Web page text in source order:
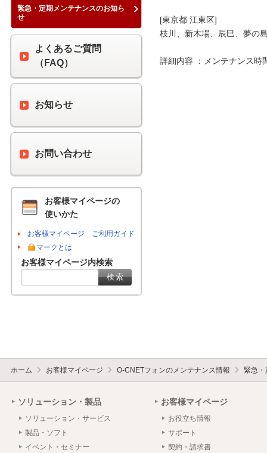
[東京都 江東区]
枝川、新木場、辰巳、夢の
詳細内容 ：メンテナンス時
緊急・定期メンテナンスのお知ら
せ
よくあるご質問
（FAQ）
お知らせ
お問い合わせ
お客様マイページの
使いかた
お客様マイページ ご利用ガイド
マークとは
お客様マイページ内検索
ホーム お客様マイページ O-CNETフォンのメンテナンス情報 緊急・
ソリューション・製品
ソリューション・サービス
製品・ソフト
イベント・セミナー
お客様マイページ
お役立ち情報
サポート
契約・請求書